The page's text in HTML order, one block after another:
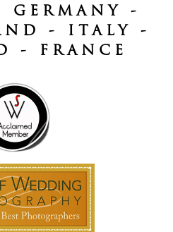
GERMANY -
- ITALY -
- FRANCE